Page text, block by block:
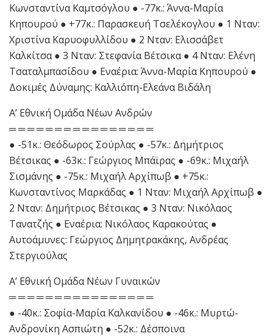
Κωνσταντίνα Καμτσόγλου ● -77κ.: Άννα-Μαρία
Κηπουρού ● +77κ.: Παρασκευή Τσελέκογλου ● 1 Νταν:
Χριστίνα Καρυοφυλλίδου ● 2 Νταν: Ελισσάβετ
Καλκίτσα ● 3 Νταν: Στεφανία Βέτσικα ● 4 Νταν: Ελένη
Τσαταλμπασίδου ● Εναέρια: Άννα-Μαρία Κηπουρού ●
Δοκιμές Δύναμης: Καλλιόπη-Ελεάνα Βιδάλη
Α’ Εθνική Ομάδα Νέων Ανδρών
═ ═ ═ ═ ═ ═ ═ ═ ═ ═ ═ ═ ═ ═ ═ ═
● -51κ.: Θεόδωρος Σούρλας ● -57κ.: Δημήτριος
Βέτσικας ● -63κ.: Γεώργιος Μπάϊρας ● -69κ.: Μιχαήλ
Σισμάνης ● -75κ.: Μιχαήλ Αρχίπωβ ● +75κ.:
Κωνσταντίνος Μαρκάδας ● 1 Νταν: Μιχαήλ Αρχίπωβ ●
2 Νταν: Δημήτριος Βέτσικας ● 3 Νταν: Νικόλαος
Τανατζής ● Εναέρια: Νικόλαος Καρακούτας ●
Αυτοάμυνες: Γεώργιος Δημητρακάκης, Ανδρέας
Στεργιούλας
Α’ Εθνική Ομάδα Νέων Γυναικών
═ ═ ═ ═ ═ ═ ═ ═ ═ ═ ═ ═ ═ ═ ═ ═
● -40κ.: Σοφία-Μαρία Καλκανίδου ● -46κ.: Μυρτώ-
Ανδρονίκη Ασπιώτη ● -52κ.: Δέσποινα